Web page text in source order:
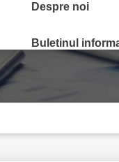
Despre noi
Buletinul